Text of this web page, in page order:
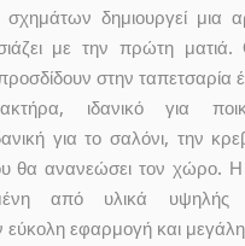
δημιουργεί μια
με την πρώτη ματιά.
στην ταπετσαρία
ιδανικό για
για το σαλόνι, την
θα ανανεώσει τον χώρο. Η
από υλικά υψηλής
εύκολη εφαρμογή και